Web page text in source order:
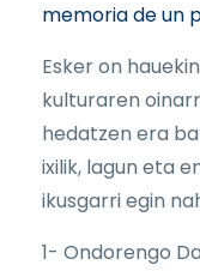
memoria de un
Esker on
kulturaren
hedatzen era
ixilik, lagun eta
ikusgarri egin
1- Ondorengo